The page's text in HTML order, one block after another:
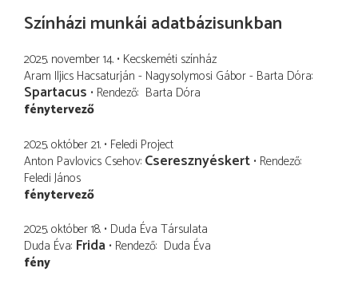
Színházi munkái adatbázisunkban
2025. november 14. Kecskeméti színház
Aram Iljics Hacsaturján - Nagysolymosi Gábor - Barta Dóra
Spartacus Rendező Barta Dóra
fénytervező
2025. október 21. Feledi Project
Anton Pavlovics Csehov Cseresznyéskert Rendező
Feledi János
fénytervező
2025. október 18. Duda Éva Társulata
Duda Éva Frida Rendező Duda Éva
fény